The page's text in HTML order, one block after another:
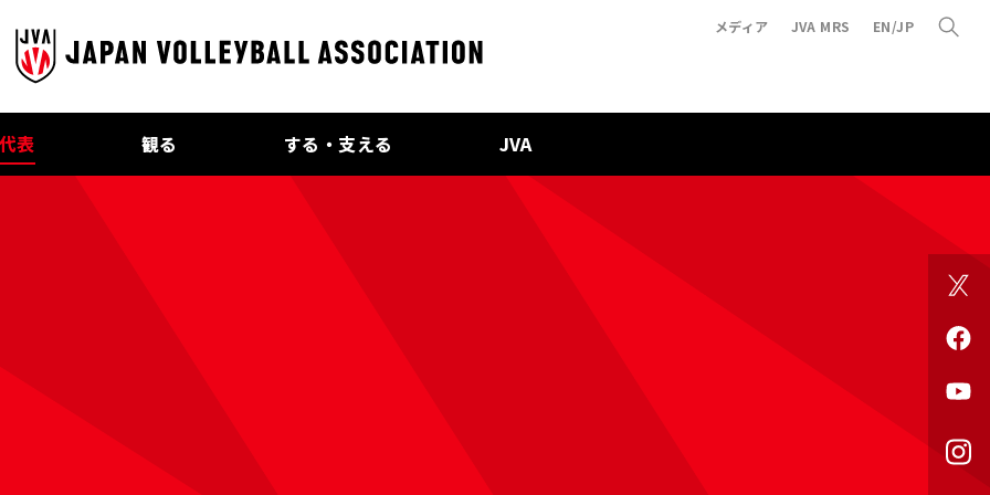
メディア JVA MRS EN/JP
表 観る する・支える JVA